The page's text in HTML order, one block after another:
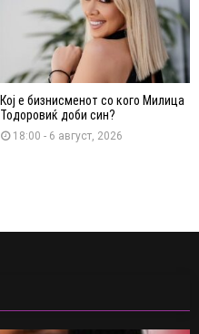
Кој е бизнисменот со кого Милица
Тодоровиќ доби син?
18:00 - 6 август, 2026